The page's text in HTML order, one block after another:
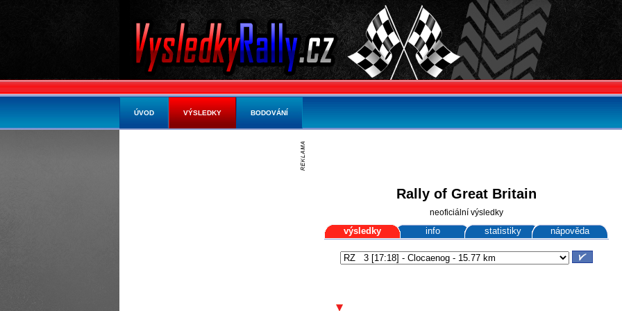
Rally of Great Britain
neoficiální výsledky
výsledky info statistiky nápověda
ÚVOD VÝSLEDKY BODOVÁNÍ